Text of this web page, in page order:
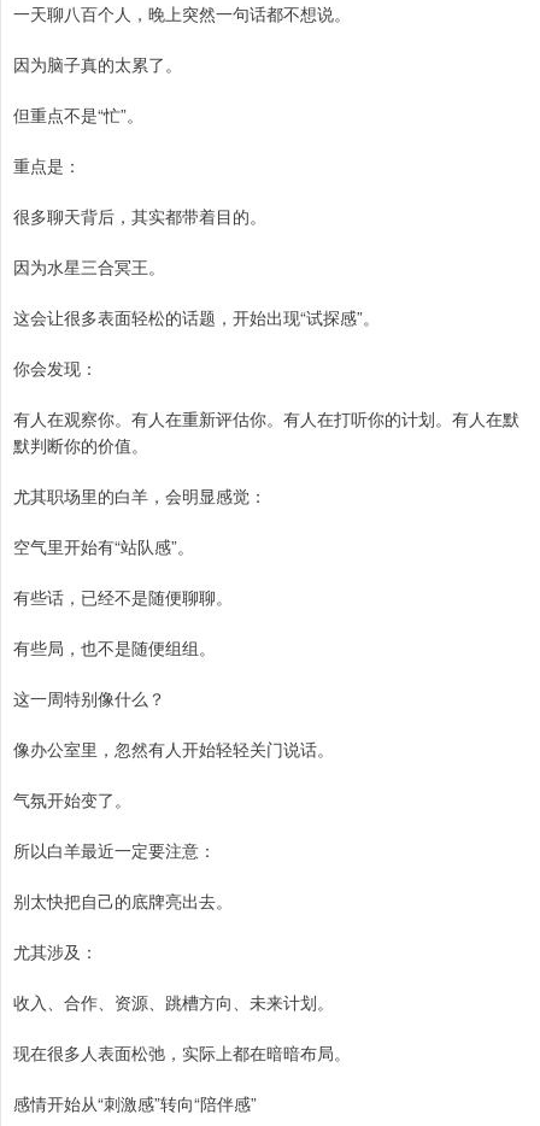
一天聊八百个人，晚上突然一句话都不想说。
因为脑子真的太累了。
但重点不是“忙”。
重点是：
很多聊天背后，其实都带着目的。
因为水星三合冥王。
这会让很多表面轻松的话题，开始出现“试探感”。
你会发现：
有人在观察你。有人在重新评估你。有人在打听你的计划。有人在默
默判断你的价值。
尤其职场里的白羊，会明显感觉：
空气里开始有“站队感”。
有些话，已经不是随便聊聊。
有些局，也不是随便组组。
这一周特别像什么？
像办公室里，忽然有人开始轻轻关门说话。
气氛开始变了。
所以白羊最近一定要注意：
别太快把自己的底牌亮出去。
尤其涉及：
收入、合作、资源、跳槽方向、未来计划。
现在很多人表面松弛，实际上都在暗暗布局。
感情开始从“刺激感”转向“陪伴感”